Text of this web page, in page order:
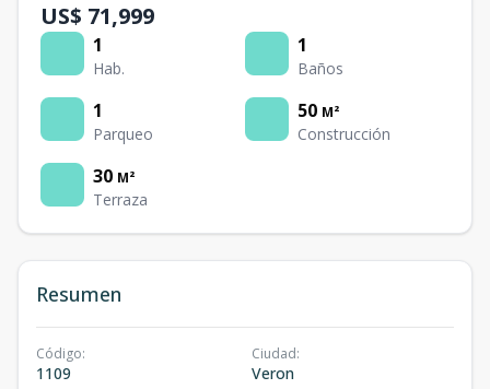
US$ 71,999
1
Hab.
1
Baños
1
Parqueo
50 M²
Construcción
30 M²
Terraza
Resumen
Código:
1109
Ciudad:
Veron